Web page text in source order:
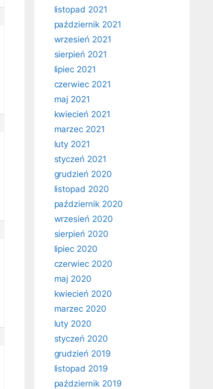
listopad 2021
październik 2021
wrzesień 2021
sierpień 2021
lipiec 2021
czerwiec 2021
maj 2021
kwiecień 2021
marzec 2021
luty 2021
styczeń 2021
grudzień 2020
listopad 2020
październik 2020
wrzesień 2020
sierpień 2020
lipiec 2020
czerwiec 2020
maj 2020
kwiecień 2020
marzec 2020
luty 2020
styczeń 2020
grudzień 2019
listopad 2019
październik 2019